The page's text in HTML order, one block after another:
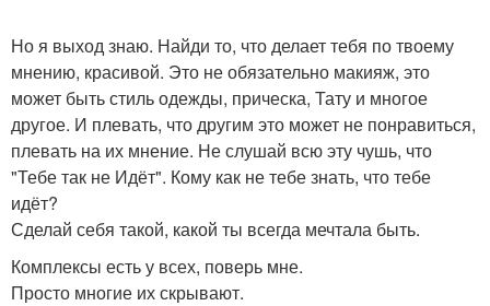
Но я выход знаю. Найди то, что делает тебя по твоему
мнению, красивой. Это не обязательно макияж, это
может быть стиль одежды, прическа, Тату и многое
другое. И плевать, что другим это может не понравиться,
плевать на их мнение. Не слушай всю эту чушь, что
"Тебе так не Идёт". Кому как не тебе знать, что тебе
идёт?
Сделай себя такой, какой ты всегда мечтала быть.
Комплексы есть у всех, поверь мне.
Просто многие их скрывают.